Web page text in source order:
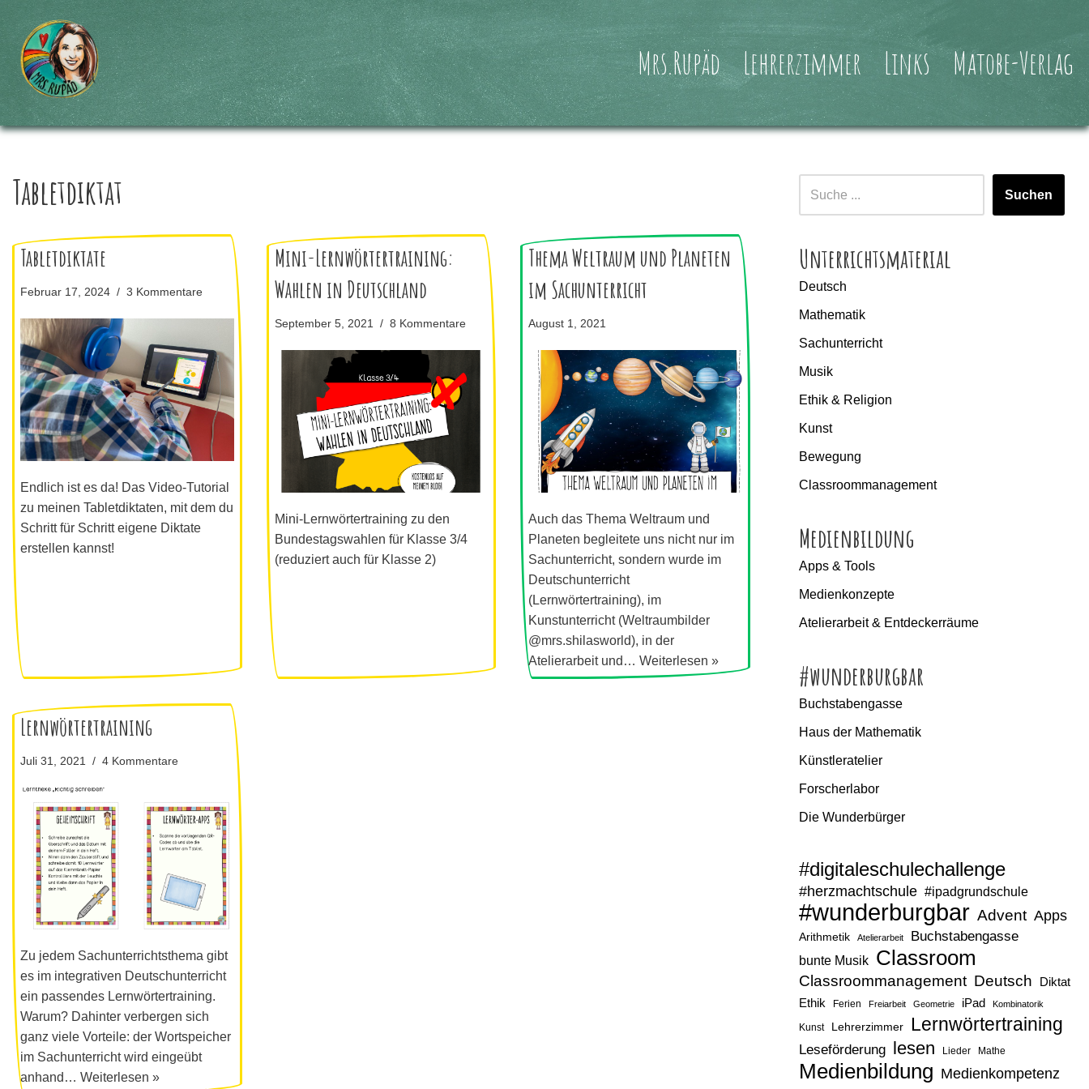
Zum
Inhalt
springen
Mrs.Rupäd Lehrerzimmer Links Matobe-Verlag
Tabletdiktat
Tabletdiktate
Februar 17, 2024 3 Kommentare
Endlich ist es da! Das Video-Tutorial
zu meinen Tabletdiktaten, mit dem du
Schritt für Schritt eigene Diktate
erstellen kannst!
Mini-Lernwörtertraining:
Wahlen in Deutschland
September 5, 2021 8 Kommentare
Mini-Lernwörtertraining zu den
Bundestagswahlen für Klasse 3/4
(reduziert auch für Klasse 2)
Thema Weltraum und Planeten
im Sachunterricht
August 1, 2021
Auch das Thema Weltraum und
Planeten begleitete uns nicht nur im
Sachunterricht, sondern wurde im
Deutschunterricht
(Lernwörtertraining), im
Kunstunterricht (Weltraumbilder
@mrs.shilasworld), in der
Atelierarbeit und…Weiterlesen »
Lernwörtertraining
Juli 31, 2021 4 Kommentare
Zu jedem Sachunterrichtsthema gibt
es im integrativen Deutschunterricht
ein passendes Lernwörtertraining.
Warum? Dahinter verbergen sich
ganz viele Vorteile: der Wortspeicher
im Sachunterricht wird eingeübt
anhand… Weiterlesen »
Suchen
Unterrichtsmaterial
Deutsch
Mathematik
Sachunterricht
Musik
Ethik & Religion
Kunst
Bewegung
Classroommanagement
Medienbildung
Apps & Tools
Medienkonzepte
Atelierarbeit & Entdeckerräume
#wunderburgbar
Buchstabengasse
Haus der Mathematik
Künstleratelier
Forscherlabor
Die Wunderbürger
#digitaleschulechallenge
#herzmachtschule #ipadgrundschule
#wunderburgbar Advent Apps
Arithmetik Atelierarbeit Buchstabengasse
bunte Musik Classroom
Classroommanagement Deutsch
Diktat
Ethik
Ferien Freiarbeit Geometrie iPad Kombinatorik
Kunst Lehrerzimmer Lernwörtertraining
Leseförderung lesen Lieder Mathe
Medienbildung Medienkompetenz